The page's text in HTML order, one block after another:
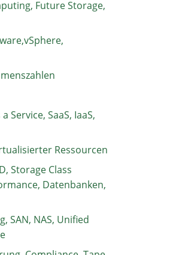
Future Storage,
Service, SaaS, IaaS,
Ressourcen
Storage Class
Datenbanken,
SAN, NAS, Unified